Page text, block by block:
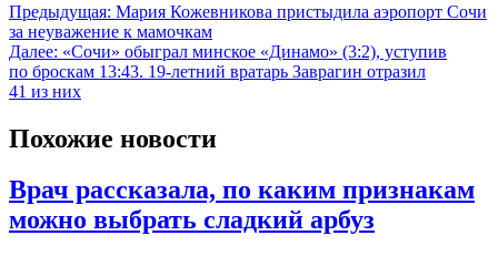
Предыдущая: Мария Кожевникова пристыдила аэропорт Сочи
за неуважение к мамочкам
Далее: «Сочи» обыграл минское «Динамо» (3:2), уступив
по броскам 13:43. 19-летний вратарь Заврагин отразил
41 из них
Похожие новости
Врач рассказала, по каким признакам
можно выбрать сладкий арбуз